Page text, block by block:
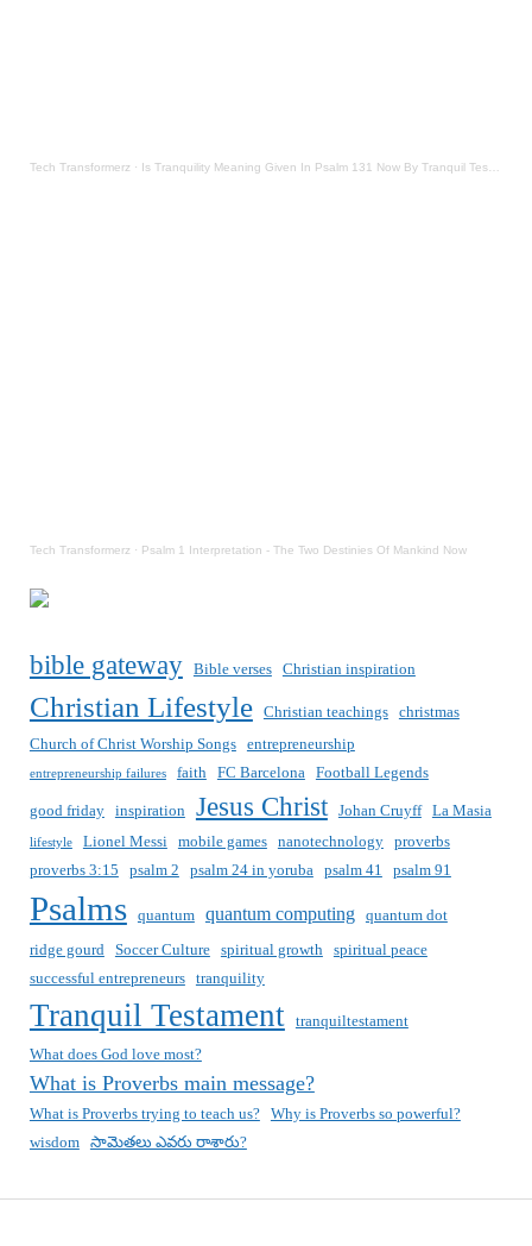
Tech Transformerz · Is Tranquility Meaning Given In Psalm 131 Now By Tranquil Testament
Tech Transformerz · Psalm 1 Interpretation - The Two Destinies Of Mankind Now
bible gateway Bible verses Christian inspiration
Christian Lifestyle Christian teachings
christmas
Church of Christ Worship Songs
entrepreneurship
entrepreneurship failures faith FC Barcelona Football Legends
good friday inspiration Jesus Christ Johan Cruyff La Masia
lifestyle Lionel Messi mobile games nanotechnology
proverbs
proverbs 3:15
psalm 2 psalm 24 in yoruba psalm 41 psalm 91
Psalms quantum quantum computing
quantum dot
ridge gourd
Soccer Culture spiritual growth
spiritual peace
successful entrepreneurs
tranquility
Tranquil Testament
tranquiltestament
What does God love most?
What is Proverbs main message?
What is Proverbs trying to teach us?
Why is Proverbs so powerful?
wisdom
సామెతలు ఎవరు రాశారు?